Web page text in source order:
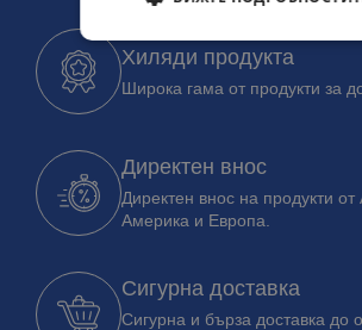
Хиляди продукта
Широка гама от продукти за
Директен внос
Директен внос на продукти от
Америка и Европа.
Сигурна доставка
Сигурна и бърза доставка до